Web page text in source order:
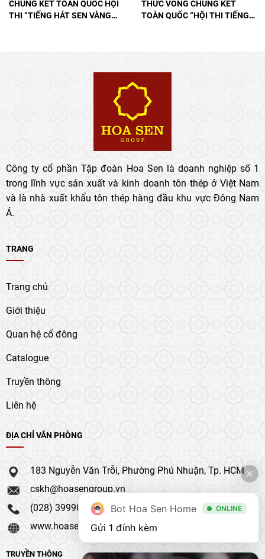
CHUNG KẾT TOÀN QUỐC HỘI
THI “TIẾNG HÁT SEN VÀNG
THỨC VÒNG CHUNG KẾT
TOÀN QUỐC “HỘI THI TIẾNG
Công ty cổ phần Tập đoàn Hoa Sen là doanh nghiệp số 1
trong lĩnh vực sản xuất và kinh doanh tôn thép ở Việt Nam
và là nhà xuất khẩu tôn thép hàng đầu khu vực Đông Nam
Á.
TRANG
Trang chủ
Giới thiệu
Quan hệ cổ đông
Catalogue
Truyền thông
Liên hệ
ĐỊA CHỈ VĂN PHÒNG
183 Nguyễn Văn Trỗi, Phường Phú Nhuận, Tp. HCM
cskh@hoasengroup.vn
(028) 39990 111
www.hoasengroup.vn
TRUYỀN THÔNG
Bot Hoa Sen Home ONLINE
Gửi 1 đính kèm